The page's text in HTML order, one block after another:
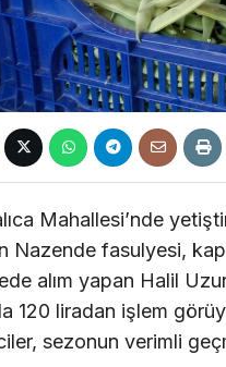
Mahallesi’nde
Nazende fasulyesi,
alım yapan Halil
120 liradan işlem
sezonun verimli